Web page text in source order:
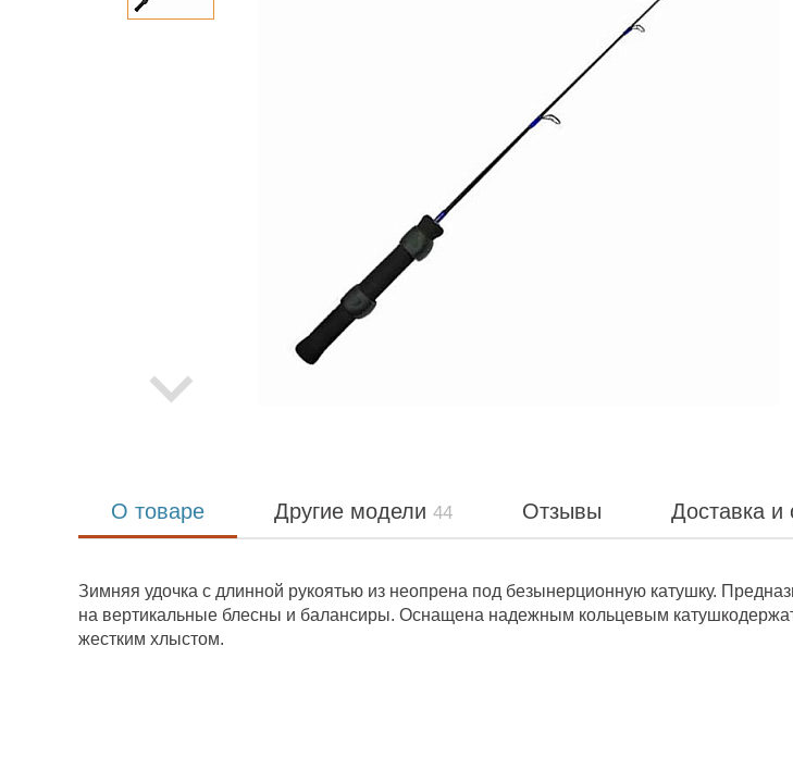
О товаре Другие модели 44 Отзывы Доставка и
Зимняя удочка с длинной рукоятью из неопрена под безынерционную катушку.
на вертикальные блесны и балансиры. Оснащена надежным кольцевым
жестким хлыстом.